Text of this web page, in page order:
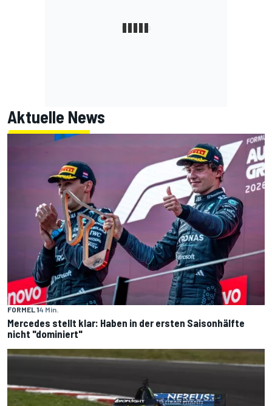
Aktuelle News
FORMEL 14 Min.
Mercedes stellt klar: Haben in der ersten Saisonhälfte
nicht "dominiert"